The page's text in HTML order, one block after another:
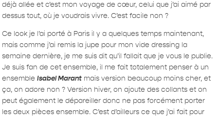
déjà allée et c’est mon voyage de cœur, celui que j’ai aimé par
dessus tout, où je voudrais vivre. C’est facile non ?
Ce look je l’ai porté à Paris il y a quelques temps maintenant,
mais comme j’ai remis la jupe pour mon vide dressing la
semaine dernière, je me suis dit qu’il fallait que je vous le publie.
Je suis fan de cet ensemble, il me fait totalement penser à un
ensembleIsabel Marant mais version beaucoup moins cher, et
ça, on adore non ? Version hiver, on ajoute des collants et on
peut également le dépareiller donc ne pas forcément porter
les deux pièces ensemble. C’est d’ailleurs ce que j’ai fait pour